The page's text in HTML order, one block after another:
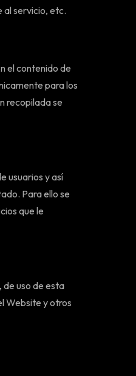
al servicio, etc.
el contenido de
para los
recopilada se
usuarios y así
Para ello se
que le
uso de esta
Website y otros